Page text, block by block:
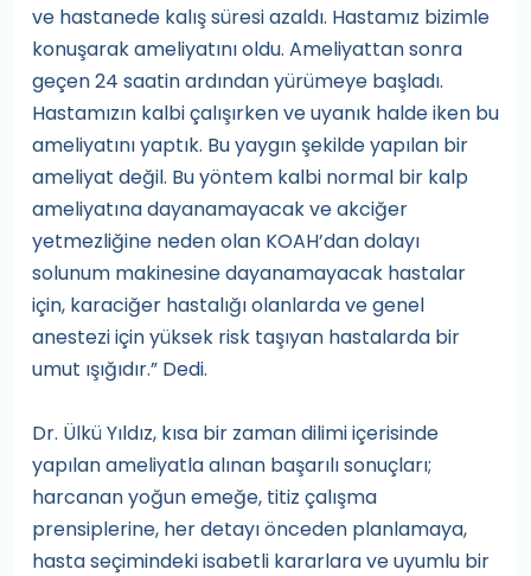
ve hastanede kalış süresi azaldı. Hastamız bizimle
konuşarak ameliyatını oldu. Ameliyattan sonra
geçen 24 saatin ardından yürümeye başladı.
Hastamızın kalbi çalışırken ve uyanık halde iken bu
ameliyatını yaptık. Bu yaygın şekilde yapılan bir
ameliyat değil. Bu yöntem kalbi normal bir kalp
ameliyatına dayanamayacak ve akciğer
yetmezliğine neden olan KOAH’dan dolayı
solunum makinesine dayanamayacak hastalar
için, karaciğer hastalığı olanlarda ve genel
anestezi için yüksek risk taşıyan hastalarda bir
umut ışığıdır.” Dedi.
Dr. Ülkü Yıldız, kısa bir zaman dilimi içerisinde
yapılan ameliyatla alınan başarılı sonuçları;
harcanan yoğun emeğe, titiz çalışma
prensiplerine, her detayı önceden planlamaya,
hasta seçimindeki isabetli kararlara ve uyumlu bir